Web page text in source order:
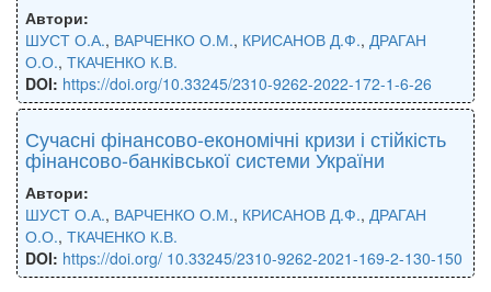
Автори:
ШУСТ О.А., ВАРЧЕНКО О.М., КРИСАНОВ Д.Ф., ДРАГАН
О.О., ТКАЧЕНКО К.В.
DOI: https://doi.org/10.33245/2310-9262-2022-172-1-6-26
Сучасні фінансово-економічні кризи і стійкість
фінансово-банківської системи України
Автори:
ШУСТ О.А., ВАРЧЕНКО О.М., КРИСАНОВ Д.Ф., ДРАГАН
О.О., ТКАЧЕНКО К.В.
DOI: https://doi.org/ 10.33245/2310-9262-2021-169-2-130-150